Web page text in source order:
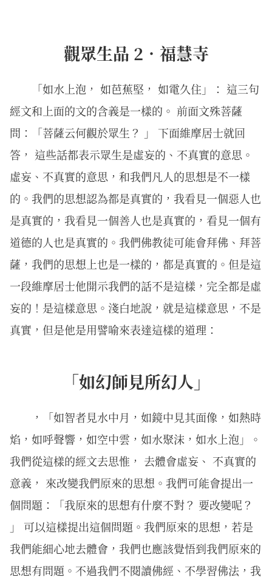
觀眾生品 2．福慧寺
「如水上泡， 如芭蕉堅， 如電久住」： 這三句
經文和上面的文的含義是一樣的。 前面文殊菩薩
問：「菩薩云何觀於眾生？ 」 下面維摩居士就回
答， 這些話都表示眾生是虛妄的、不真實的意思。
虛妄、不真實的意思，和我們凡人的思想是不一樣
的。我們的思想認為都是真實的，我看見一個惡人也
是真實的，我看見一個善人也是真實的，看見一個有
道德的人也是真實的。我們佛教徒可能會拜佛、拜菩
薩，我們的思想上也是一樣的，都是真實的。但是這
一段維摩居士他開示我們的話不是這樣，完全都是虛
妄的！是這樣意思。淺白地說，就是這樣意思，不是
真實，但是他是用譬喻來表達這樣的道理：
「如幻師見所幻人」
，「如智者見水中月，如鏡中見其面像，如熱時
焰，如呼聲響，如空中雲，如水聚沫，如水上泡」。
我們從這樣的經文去思惟， 去體會虛妄、 不真實的
意義， 來改變我們原來的思想。我們可能會提出一
個問題：「我原來的思想有什麼不對？ 要改變呢？
」 可以這樣提出這個問題。我們原來的思想，若是
我們能細心地去體會，我們也應該覺悟到我們原來的
思想有問題。不過我們不閱讀佛經、不學習佛法，我